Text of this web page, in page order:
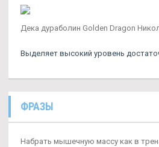
Дека дураболин Golden Dragon
Выделяет высокий уровень
ФРАЗЫ
Набрать мышечную массу как в